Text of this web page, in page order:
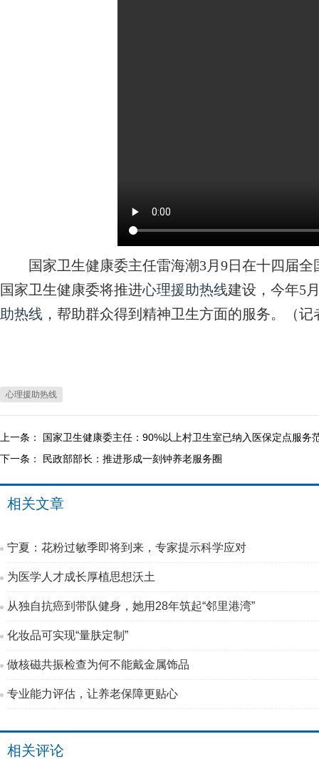
国家卫生健康委主任雷海潮3月9日在十四届全
国家卫生健康委将推进心理援助热线建设，今年5
助热线 ，帮助群众得到精神卫生方面的服务。（
心理援助热线
上一条： 国家卫生健康委主任：90%以上村卫生室已纳入医保定点服务
下一条：
民政部部长：推进形成一刻钟养老服务圈
相关文章
宁夏：花粉过敏季即将到来，专家提示科学应对
为医学人才成长厚植思想沃土
从独自抗癌到带队健身，她用28年筑起“邻里港湾”
化妆品可实现“量肤定制”
做核磁共振检查为何不能戴金属饰品
专业能力评估，让养老保障更贴心
相关评论